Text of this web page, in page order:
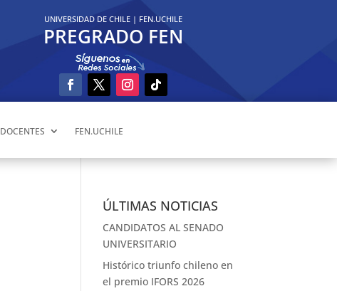
UNIVERSIDAD DE CHILE | FEN.UCHILE
PREGRADO FEN
DOCENTES FEN.UCHILE
ÚLTIMAS NOTICIAS
CANDIDATOS AL SENADO
UNIVERSITARIO
Histórico triunfo chileno en
el premio IFORS 2026